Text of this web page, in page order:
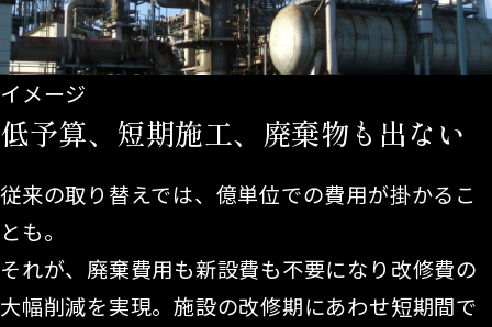
イメージ
低予算、短期施工、廃棄物も出ない
従来の取り替えでは、億単位での費用が掛かるこ
とも。
それが、廃棄費用も新設費も不要になり改修費の
大幅削減を実現。施設の改修期にあわせ短期間で